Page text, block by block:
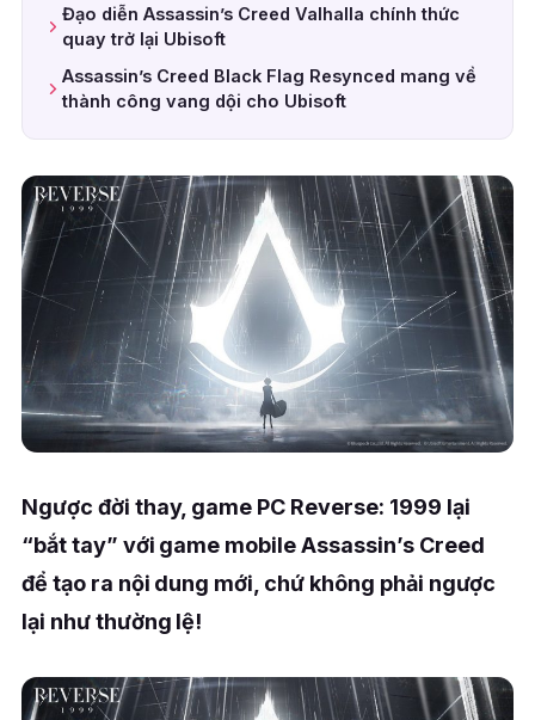
Đạo diễn Assassin’s Creed Valhalla chính thức
quay trở lại Ubisoft
Assassin’s Creed Black Flag Resynced mang về
thành công vang dội cho Ubisoft
Ngược đời thay, game PC Reverse: 1999 lại
“bắt tay” với game mobile Assassin’s Creed
để tạo ra nội dung mới, chứ không phải ngược
lại như thường lệ!